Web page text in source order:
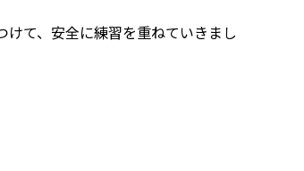
て、安全に練習を重ねていきまし